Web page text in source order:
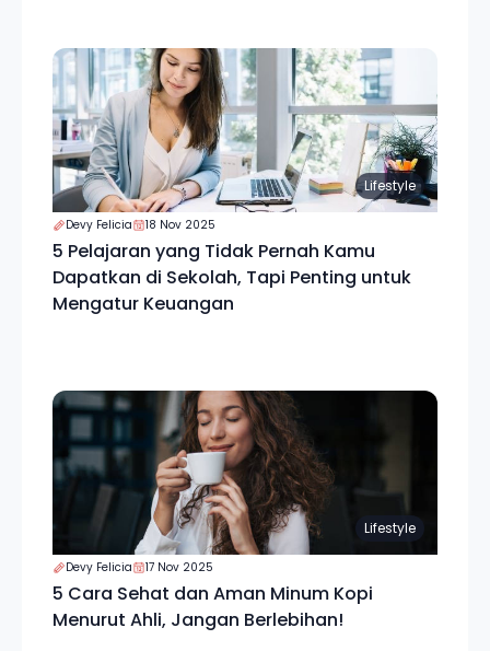
Lifestyle
Devy Felicia 18 Nov 2025
5 Pelajaran yang Tidak Pernah Kamu
Dapatkan di Sekolah, Tapi Penting untuk
Mengatur Keuangan
Lifestyle
Devy Felicia 17 Nov 2025
5 Cara Sehat dan Aman Minum Kopi
Menurut Ahli, Jangan Berlebihan!